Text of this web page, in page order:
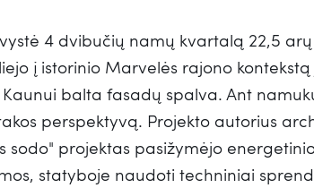
4 dvibučių namų kvartalą 22,5
į istorinio Marvelės rajono
balta fasadų spalva. Ant
perspektyvą. Projekto autorius
sodo" projektas pasižymėjo
statyboje naudoti techniniai